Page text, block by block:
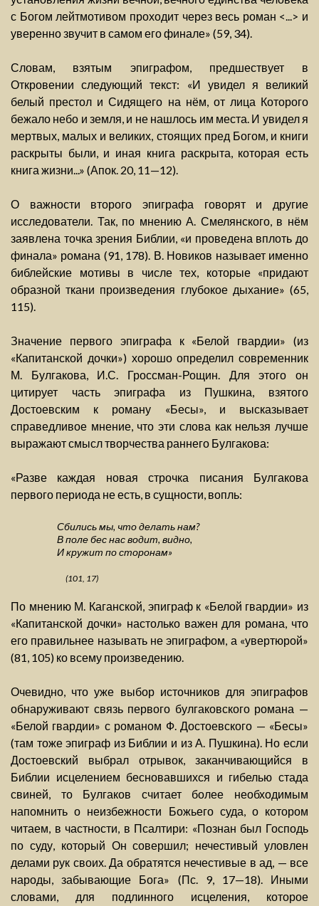
с Богом лейтмотивом проходит через весь роман <...> и
уверенно звучит в самом его финале» (59, 34).
Словам, взятым эпиграфом, предшествует в
Откровении следующий текст: «И увидел я великий
белый престол и Сидящего на нём, от лица Которого
бежало небо и земля, и не нашлось им места. И увидел я
мертвых, малых и великих, стоящих пред Богом, и книги
раскрыты были, и иная книга раскрыта, которая есть
книга жизни...» (Апок. 20, 11—12).
О важности второго эпиграфа говорят и другие
исследователи. Так, по мнению А. Смелянского, в нём
заявлена точка зрения Библии, «и проведена вплоть до
финала» романа (91, 178). В. Новиков называет именно
библейские мотивы в числе тех, которые «придают
образной ткани произведения глубокое дыхание» (65,
115).
Значение первого эпиграфа к «Белой гвардии» (из
«Капитанской дочки») хорошо определил современник
М. Булгакова, И.С. Гроссман-Рощин. Для этого он
цитирует часть эпиграфа из Пушкина, взятого
Достоевским к роману «Бесы», и высказывает
справедливое мнение, что эти слова как нельзя лучше
выражают смысл творчества раннего Булгакова:
«Разве каждая новая строчка писания Булгакова
первого периода не есть, в сущности, вопль:
Сбились мы, что делать нам?
В поле бес нас водит, видно,
И кружит по сторонам»
(101, 17)
По мнению М. Каганской, эпиграф к «Белой гвардии» из
«Капитанской дочки» настолько важен для романа, что
его правильнее называть не эпиграфом, а «увертюрой»
(81, 105) ко всему произведению.
Очевидно, что уже выбор источников для эпиграфов
обнаруживают связь первого булгаковского романа —
«Белой гвардии» с романом Ф. Достоевского — «Бесы»
(там тоже эпиграф из Библии и из А. Пушкина). Но если
Достоевский выбрал отрывок, заканчивающийся в
Библии исцелением бесновавшихся и гибелью стада
свиней, то Булгаков считает более необходимым
напомнить о неизбежности Божьего суда, о котором
читаем, в частности, в Псалтири: «Познан был Господь
по суду, который Он совершил; нечестивый уловлен
делами рук своих. Да обратятся нечестивые в ад, — все
народы, забывающие Бога» (Пс. 9, 17—18). Иными
словами, для подлинного исцеления, которое